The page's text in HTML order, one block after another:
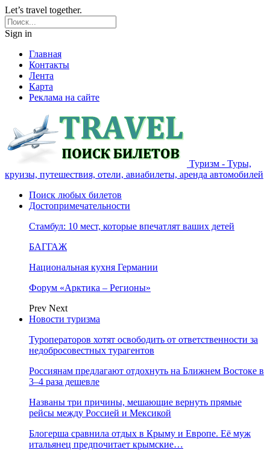
Let’s travel together.
Sign in
Главная
Контакты
Лента
Карта
Реклама на сайте
Туризм - Туры,
круизы, путешествия, отели, авиабилеты, аренда автомобилей
Поиск любых билетов
Достопримечательности
Стамбул: 10 мест, которые впечатлят ваших детей
БАГГАЖ
Национальная кухня Германии
Форум «Арктика – Регионы»
Prev Next
Новости туризма
Туроператоров хотят освободить от ответственности за
недобросовестных турагентов
Россиянам предлагают отдохнуть на Ближнем Востоке в
3–4 раза дешевле
Названы три причины, мешающие вернуть прямые
рейсы между Россией и Мексикой
Блогерша сравнила отдых в Крыму и Европе. Её муж
итальянец предпочитает крымские…